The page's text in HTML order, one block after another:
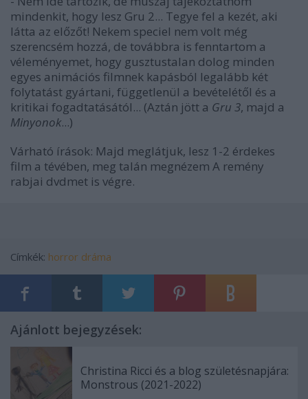
mindenkit, hogy lesz Gru 2... Tegye fel a kezét, aki
látta az előzőt! Nekem speciel nem volt még
szerencsém hozzá, de továbbra is fenntartom a
véleményemet, hogy gusztustalan dolog minden
egyes animációs filmnek kapásból legalább két
folytatást gyártani, függetlenül a bevételétől és a
kritikai fogadtatásától... (Aztán jött a Gru 3, majd a
Minyonok...)
Várható írások: Majd meglátjuk, lesz 1-2 érdekes
film a tévében, meg talán megnézem A remény
rabjai dvdmet is végre.
Címkék: horror dráma
Ajánlott bejegyzések:
Christina Ricci és a blog születésnapjára:
Monstrous (2021-2022)